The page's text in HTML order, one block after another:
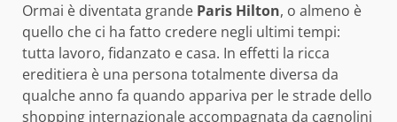
Ormai è diventata grande Paris Hilton, o almeno è
quello che ci ha fatto credere negli ultimi tempi:
tutta lavoro, fidanzato e casa. In effetti la ricca
ereditiera è una persona totalmente diversa da
qualche anno fa quando appariva per le strade dello
shopping internazionale accompagnata da cagnolini